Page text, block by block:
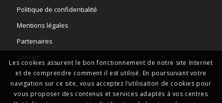
Politique de confidentialité
Mentions légales
Partenaires
Contact
Les cookies assurent le bon fonctionnement de notre site Internet
et de comprendre comment il est utilisé. En poursuivant votre
navigation sur ce site, vous acceptez l’utilisation de cookies pour
vous proposer des contenus et services adaptés à vos centres